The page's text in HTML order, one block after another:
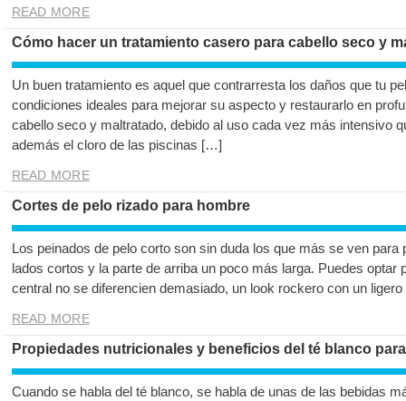
READ MORE
Cómo hacer un tratamiento casero para cabello seco y
Un buen tratamiento es aquel que contrarresta los daños que tu
condiciones ideales para mejorar su aspecto y restaurarlo en
cabello seco y maltratado, debido al uso cada vez más intensivo
además el cloro de las piscinas […]
READ MORE
Cortes de pelo rizado para hombre
Los peinados de pelo corto son sin duda los que más se ven para
lados cortos y la parte de arriba un poco más larga. Puedes optar
central no se diferencien demasiado, un look rockero con un
READ MORE
Propiedades nutricionales y beneficios del té blanco
Cuando se habla del té blanco, se habla de unas de las bebidas